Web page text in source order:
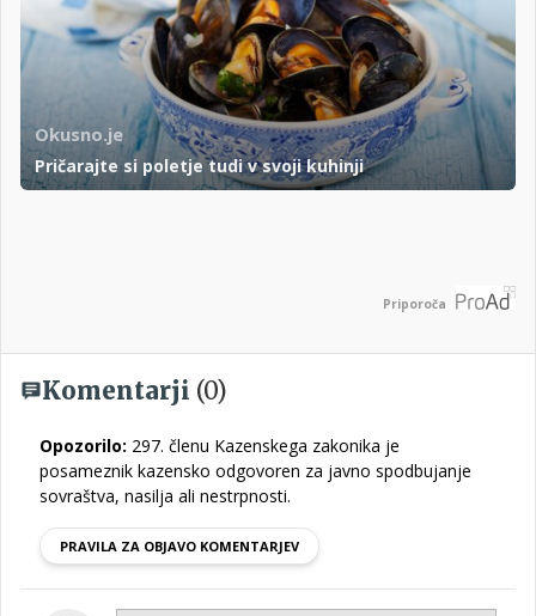
Okusno.je
Pričarajte si poletje tudi v svoji kuhinji
Priporoča
Komentarji (0)
Opozorilo: 297. členu Kazenskega zakonika je
posameznik kazensko odgovoren za javno spodbujanje
sovraštva, nasilja ali nestrpnosti.
PRAVILA ZA OBJAVO KOMENTARJEV